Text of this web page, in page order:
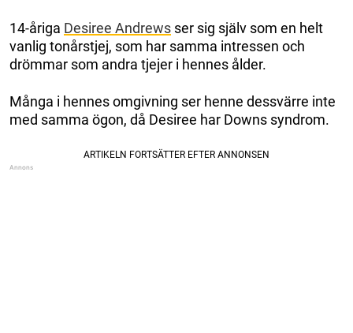
14-åriga Desiree Andrews ser sig själv som en helt
vanlig tonårstjej, som har samma intressen och
drömmar som andra tjejer i hennes ålder.
Många i hennes omgivning ser henne dessvärre inte
med samma ögon, då Desiree har Downs syndrom.